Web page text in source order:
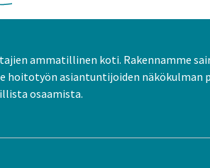
ammatillinen koti. Rakennamme
hoitotyön asiantuntijoiden näkökulman
osaamista.